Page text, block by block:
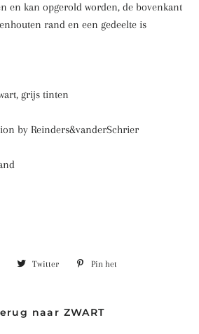
en kan opgerold worden, de bovenkant
rand en een gedeelte is
grijs tinten
by Reinders&vanderSchrier
Delen Twitter TweetenPin het
naar ZWART